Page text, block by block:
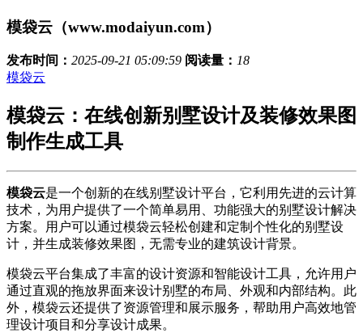
模袋云（www.modaiyun.com）
发布时间： 2025-09-21 05:09:59 阅读量： 18
模袋云
模袋云：在线创新别墅设计及装修效果图
制作生成工具
模袋云是一个创新的在线别墅设计平台，它利用先进的云计算
技术，为用户提供了一个简单易用、功能强大的别墅设计解决
方案。用户可以通过模袋云轻松创建和定制个性化的别墅设
计，并生成装修效果图，无需专业的建筑设计背景。
模袋云平台集成了丰富的设计资源和智能设计工具，允许用户
通过直观的拖放界面来设计别墅的布局、外观和内部结构。此
外，模袋云还提供了资源管理和展示服务，帮助用户高效地管
理设计项目和分享设计成果。